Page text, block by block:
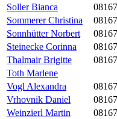
Soller Bianca
Sommerer Christina
Sonnhütter Norbert
Steinecke Corinna
Thalmair Brigitte
Toth Marlene
Vogl Alexandra
Vrhovnik Daniel
Weinzierl Martin